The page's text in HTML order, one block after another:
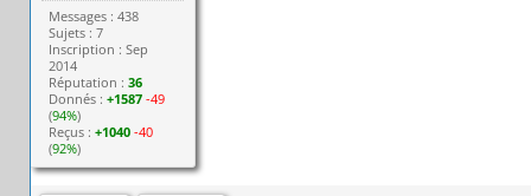
Messages : 438
Sujets : 7
Inscription : Sep
2014
Réputation :36
Donnés :+1587 -49
(94%)
Reçus :+1040 -40
(92%)